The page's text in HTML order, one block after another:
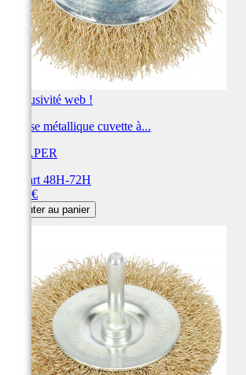
Exclusivité web !
Brosse métallique cuvette à...
DRAPER
Départ 48H-72H
6,72 €
Ajouter au panier